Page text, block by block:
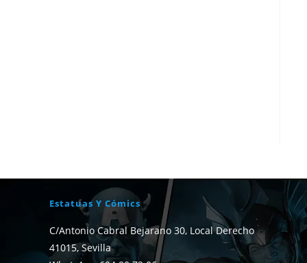
Estatuas Y Cómics
C/Antonio Cabral Bejarano 30, Local Derecho
41015, Sevilla